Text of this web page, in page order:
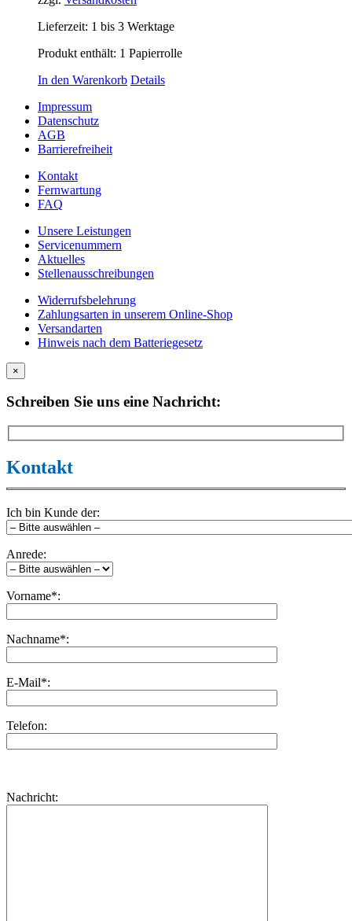
Lieferzeit: 1 bis 3 Werktage
Produkt enthält: 1 Papierrolle
In den Warenkorb Details
Impressum
Datenschutz
AGB
Barrierefreiheit
Kontakt
Fernwartung
FAQ
Unsere Leistungen
Servicenummern
Aktuelles
Stellenausschreibungen
Widerrufsbelehrung
Zahlungsarten in unserem Online-Shop
Versandarten
Hinweis nach dem Batteriegesetz
×
Schreiben Sie uns eine Nachricht:
Kontakt
Ich bin Kunde der:
Anrede:
Vorname*:
Nachname*:
E-Mail*:
Telefon:
dieses
lasse
Nachricht: